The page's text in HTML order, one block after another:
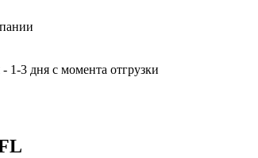
1-3 дня с момента отгрузки